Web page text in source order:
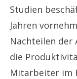
Studien
Jahren
Nachteilen der
die
Mitarbeiter im